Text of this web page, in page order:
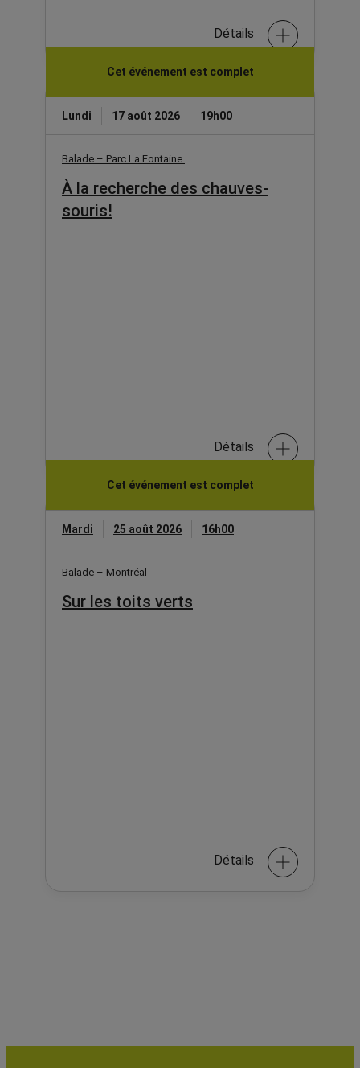
Détails
Cet événement est complet
Lundi 17 août 2026 19h00
Balade – Parc La Fontaine
À la recherche des chauves-
souris!
Détails
Cet événement est complet
Mardi 25 août 2026 16h00
Balade – Montréal
Sur les toits verts
Détails